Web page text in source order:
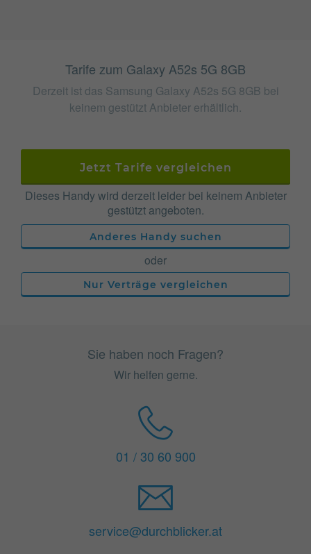
Tarife zum Galaxy A52s 5G 8GB
Derzeit ist das Samsung Galaxy A52s 5G 8GB bei
keinem gestützt Anbieter erhältlich.
Jetzt Tarife vergleichen
Dieses Handy wird derzeit leider bei keinem Anbieter
gestützt angeboten.
Anderes Handy suchen
oder
Nur Verträge vergleichen
Sie haben noch Fragen?
Wir helfen gerne.
01 / 30 60 900
service@durchblicker.at